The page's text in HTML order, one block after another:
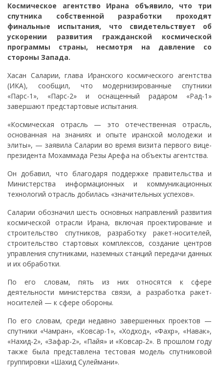
Космическое агентство Ирана объявило, что три
спутника собственной разработки проходят
финальные испытания, что свидетельствует об
ускорении развития гражданской космической
программы страны, несмотря на давление со
стороны Запада.
Хасан Саларии, глава Иранского космического агентства
(ИКА), сообщил, что модернизированные спутники
«Парс-1», «Парс-2» и оснащенный радаром «Рад-1»
завершают предстартовые испытания.
«Космическая отрасль — это отечественная отрасль,
основанная на знаниях и опыте иранской молодежи и
элиты», — заявила Саларии во время визита первого вице-
президента Мохаммада Резы Арефа на объекты агентства.
Он добавил, что благодаря поддержке правительства и
Министерства информационных и коммуникационных
технологий отрасль добилась «значительных успехов».
Саларии обозначил шесть основных направлений развития
космической отрасли Ирана, включая проектирование и
строительство спутников, разработку ракет-носителей,
строительство стартовых комплексов, создание центров
управления спутниками, наземных станций передачи данных
и их обработки.
По его словам, пять из них относятся к сфере
деятельности министерства связи, а разработка ракет-
носителей — к сфере обороны.
По его словам, среди недавно завершенных проектов —
спутники «Чамран», «Ковсар-1», «Ходход», «Фахр», «Навак»,
«Нахид-2», «Зафар-2», «Пайя» и «Ковсар-2». В прошлом году
также была представлена тестовая модель спутниковой
группировки «Шахид Сулеймани».